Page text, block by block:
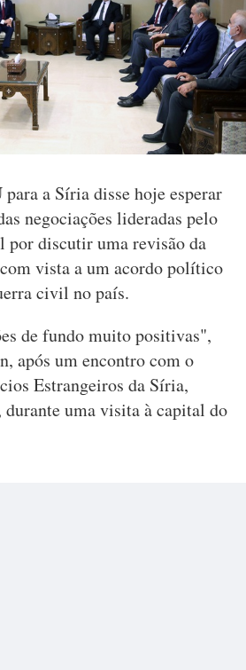
a Síria disse hoje esperar
negociações lideradas pelo
por discutir uma revisão da
vista a um acordo político
civil no país.
de fundo muito positivas",
após um encontro com o
Estrangeiros da Síria,
uma visita à capital do